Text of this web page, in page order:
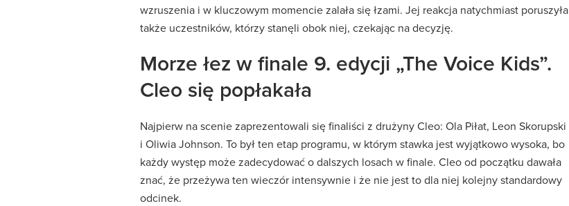
wzruszenia i w kluczowym momencie zalała się łzami. Jej reakcja natychmiast poruszyła
także uczestników, którzy stanęli obok niej, czekając na decyzję.
Morze łez w finale 9. edycji „The Voice Kids”.
Cleo się popłakała
Najpierw na scenie zaprezentowali się finaliści z drużyny Cleo: Ola Piłat, Leon Skorupski
i Oliwia Johnson. To był ten etap programu, w którym stawka jest wyjątkowo wysoka, bo
każdy występ może zadecydować o dalszych losach w finale. Cleo od początku dawała
znać, że przeżywa ten wieczór intensywnie i że nie jest to dla niej kolejny standardowy
odcinek.